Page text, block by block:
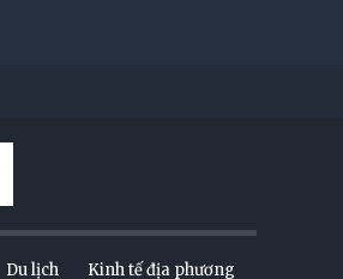
Du lịch Kinh tế địa phương